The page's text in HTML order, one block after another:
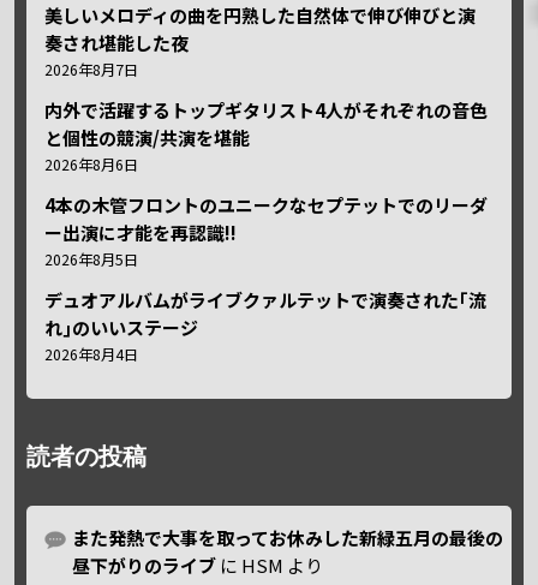
美しいメロディの曲を円熟した自然体で伸び伸びと演
奏され堪能した夜
2026年8月7日
内外で活躍するトップギタリスト4人がそれぞれの音色
と個性の競演/共演を堪能
2026年8月6日
4本の木管フロントのユニークなセプテットでのリーダ
ー出演に才能を再認識!!
2026年8月5日
デュオアルバムがライブクァルテットで演奏された｢流
れ｣のいいステージ
2026年8月4日
読者の投稿
また発熱で大事を取ってお休みした新緑五月の最後の
昼下がりのライブ に HSM より